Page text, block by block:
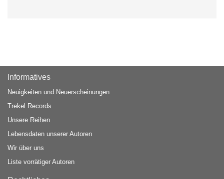
Informatives
Neuigkeiten und Neuerscheinungen
Trekel Records
Unsere Reihen
Lebensdaten unserer Autoren
Wir über uns
Liste vorrätiger Autoren